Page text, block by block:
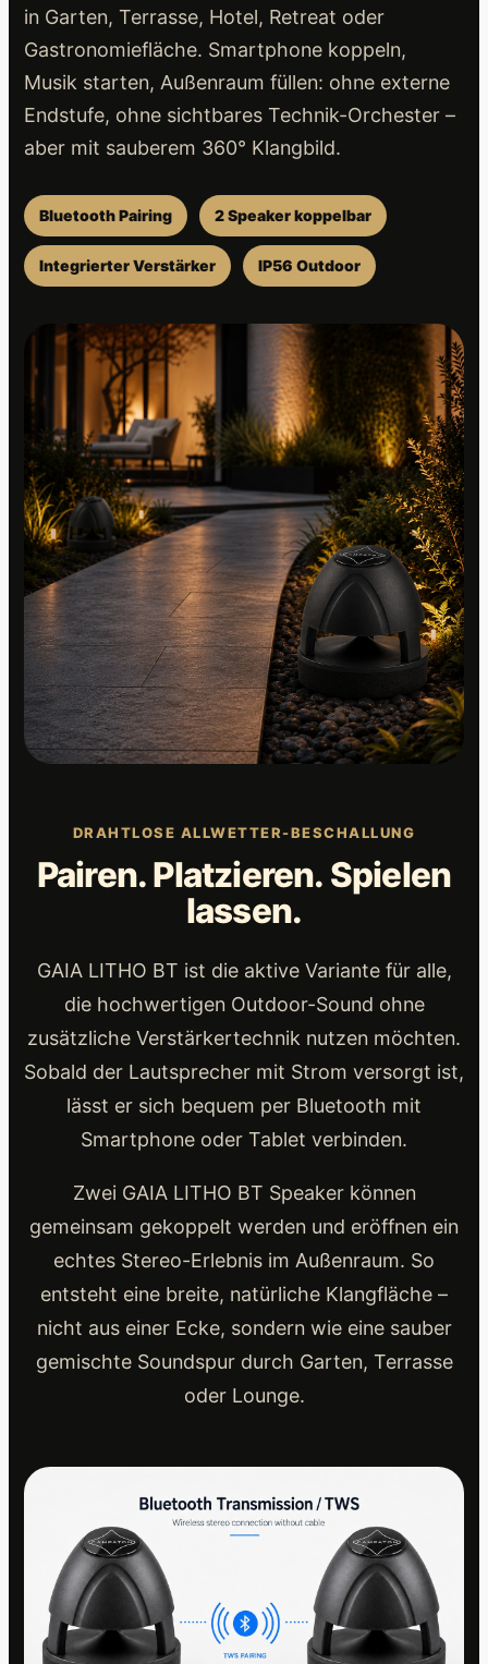
-
W
e
g
B
l
u
e
o
o
,
u
t
d
o
o
r
,
I
P
5
n
in Garten, Terrasse, Hotel, Retreat oder
Gastronomiefläche. Smartphone koppeln,
Musik starten, Außenraum füllen: ohne externe
Endstufe, ohne sichtbares Technik-Orchester –
aber mit sauberem 360° Klangbild.
Bluetooth Pairing 2 Speaker koppelbar
Integrierter Verstärker IP56 Outdoor
DRAHTLOSE ALLWETTER-BESCHALLUNG
Pairen. Platzieren. Spielen
lassen.
GAIA LITHO BT ist die aktive Variante für alle,
die hochwertigen Outdoor-Sound ohne
zusätzliche Verstärkertechnik nutzen möchten.
Sobald der Lautsprecher mit Strom versorgt ist,
lässt er sich bequem per Bluetooth mit
Smartphone oder Tablet verbinden.
Zwei GAIA LITHO BT Speaker können
gemeinsam gekoppelt werden und eröffnen ein
echtes Stereo-Erlebnis im Außenraum. So
entsteht eine breite, natürliche Klangfläche –
nicht aus einer Ecke, sondern wie eine sauber
gemischte Soundspur durch Garten, Terrasse
oder Lounge.